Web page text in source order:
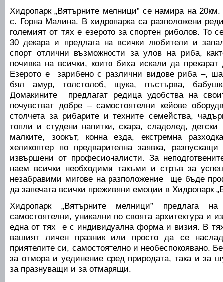
Хидропарк „Вятърните мелници” се намира на
с. Горна Малина. В хидропарка са разположени
големият от тях е езерото за спортен риболов. То
30 декара и предлага на всички любители и
спорт отлични възможности за улов на риба,
почивка на всички, които биха искали да
Езерото е зарибено с различни видове риба –,
бял амур, толстолоб, щука, пъстърва,
Домакините предлагат редица удобства на
почувстват добре – самостоятелни кейове
столчета за рибарите и техните семейства,
топли и студени напитки, скара, сладолед,
малките, зоокът, конна езда, екстремна
хеликоптер по предварителна заявка,
извършени от професионалисти. За
наем всички необходими такъми и стръв за
незабравими мигове на разположение ще бъде
да запечата всички преживяни емоции в Хидропарк
Хидропарк „Вятърните мелници” предлага
самостоятелни, уникални по своята архитектура и
една от тях е с индивидуална форма и визия. В
вашият личен празник или просто да се
приятелите си, самостоятелно и необеспокоявано.
за отмора и уединение сред природата, така и за
за празнуващи и за отмарящи.